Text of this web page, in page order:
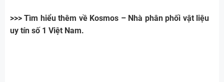
>>> Tìm hiểu thêm về Kosmos – Nhà phân phối vật liệu
uy tín số 1 Việt Nam.